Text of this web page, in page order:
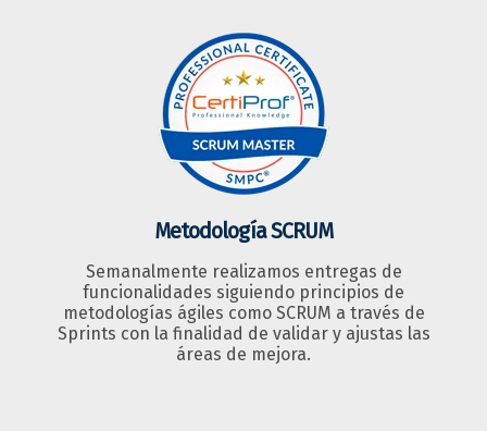
Metodología SCRUM
Semanalmente realizamos entregas de
funcionalidades siguiendo principios de
metodologías ágiles como SCRUM a través de
Sprints con la finalidad de validar y ajustas las
áreas de mejora.